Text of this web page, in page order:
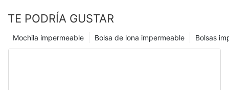
TE PODRÍA GUSTAR
Bolsas
Bolsa de lona impermeable
Mochila impermeable